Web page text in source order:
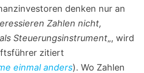
denken nur an
Zahlen nicht,
Steuerungsinstrument„, wird
zitiert
einmal anders). Wo Zahlen